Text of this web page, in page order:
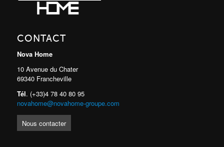
CONTACT
Nova Home
10 Avenue du Chater
69340 Francheville
Tél. (+33)4 78 40 80 95
novahome@novahome-groupe.com
Nous contacter